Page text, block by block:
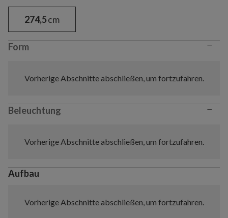
274,5cm
Form −
Vorherige Abschnitte abschließen, um fortzufahren.
Beleuchtung −
Vorherige Abschnitte abschließen, um fortzufahren.
Aufbau
Vorherige Abschnitte abschließen, um fortzufahren.